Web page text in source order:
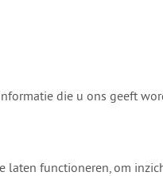
die u ons geeft
laten functioneren, om